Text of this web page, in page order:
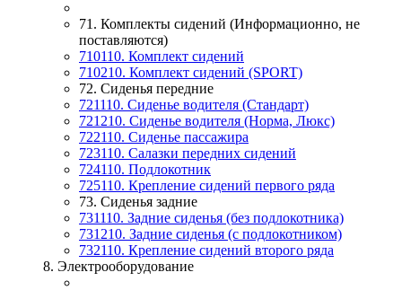
71. Комплекты сидений (Информационно, не
поставляются)
710110. Комплект сидений
710210. Комплект сидений (SPORT)
72. Сиденья передние
721110. Сиденье водителя (Стандарт)
721210. Сиденье водителя (Норма, Люкс)
722110. Сиденье пассажира
723110. Салазки передних сидений
724110. Подлокотник
725110. Крепление сидений первого ряда
73. Сиденья задние
731110. Задние сиденья (без подлокотника)
731210. Задние сиденья (с подлокотником)
732110. Крепление сидений второго ряда
8. Электрооборудование